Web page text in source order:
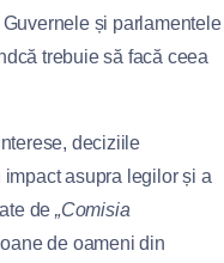
și parlamentele
trebuie să facă ceea
deciziile
asupra legilor și a
de„Comisia
de oameni din